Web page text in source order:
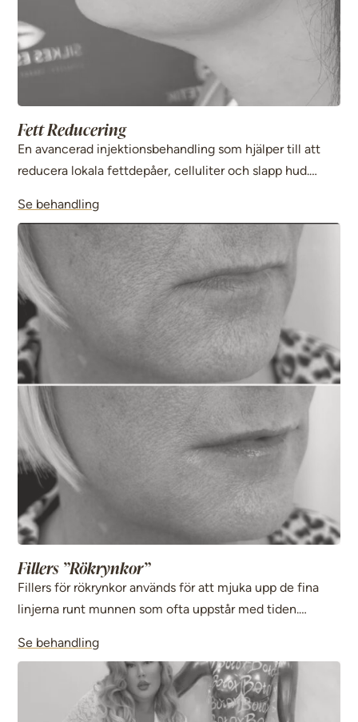
Fett Reducering
En avancerad injektionsbehandling som hjälper till att
reducera lokala fettdepåer, celluliter och slapp hud.
förbättrar hudens struktur för ett jämnare och fastare
resultat.
Se behandling
Fillers ”Rökrynkor”
Fillers för rökrynkor används för att mjuka upp de fina
linjerna runt munnen som ofta uppstår med tiden.
utseende utan att påverka läpparnas naturliga form.
Se behandling